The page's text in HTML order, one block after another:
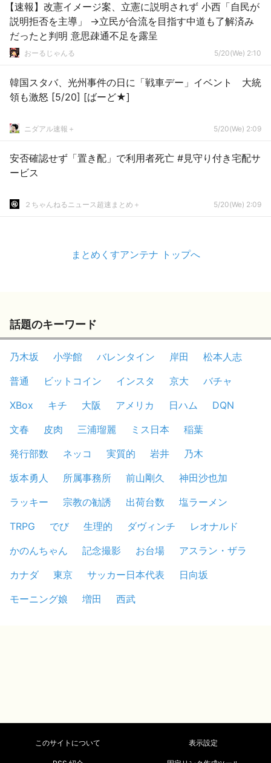
【速報】改憲イメージ案、立憲に説明されず 小西「自民が
説明拒否を主導」 →立民が合流を目指す中道も了解済み
だったと判明 意思疎通不足を露呈
おーるじゃんる 5/20(We) 2:10
韓国スタバ、光州事件の日に「戦車デー」イベント 大統
領も激怒 [5/20] [ばーど★]
ニダアル速報＋ 5/20(We) 2:09
安否確認せず「置き配」で利用者死亡 #見守り付き宅配サ
ービス
２ちゃんねるニュース超速まとめ＋ 5/20(We) 2:09
まとめくすアンテナ トップへ
話題のキーワード
乃木坂 小学館 バレンタイン 岸田
松本人志
普通
ビットコイン インスタ 京大
バチャ
XBox
キチ 大阪 アメリカ 日ハム
DQN
文春
皮肉 三浦瑠麗 ミス日本
稲葉
発行部数
ネッコ 実質的 岩井
乃木
坂本勇人
所属事務所 前山剛久
神田沙也加
ラッキー
宗教の勧誘 出荷台数
塩ラーメン
TRPG
でび 生理的 ダヴィンチ
レオナルド
かのんちゃん
記念撮影 お台場
アスラン・ザラ
カナダ
東京 サッカー日本代表
日向坂
モーニング娘
増田 西武
このサイトについて 表示設定